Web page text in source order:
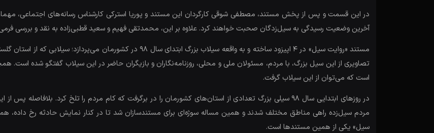
در این قسمت و پس از پخش مستند، مصطفی شوقی کارگردان این مستند و پوریا استرکی کارشناس رسانه‌های اجتماعی،
آخرین وضعیت رسیدگی به سیل‌زدگان صحبت خواهند کرد. علاوه بر این، محمدتقی فهیم و سعید قطبی‌زاده به نقد و بررسی
مستند «روایت سیل» در ۴ اپیزود ساخته و به واقعه سیلاب بزرگ ابتدای سال
تصاویری از این سیل بزرگ، با مردم، مسئولان ملی و محلی، روزنامه‌نگاران و بازیگران حاضر در این سیلاب گفتگو شده است.
است که می‌توان از این سیلاب گرفت.
در روزهای ابتدایی سال ۹۸ سیلی بزرگ تعدادی از استان‌های کشورمان را در برگرفت که کام مردم را تلخ کرد.
مردم سیل‌زده راهی مناطق مختلف شدند و همین مساله سوژه‌ای برای مستندسازان شد تا در کنار نمایش حادثه رخ‌ داده،
سیل» یکی از همین مستندها است.